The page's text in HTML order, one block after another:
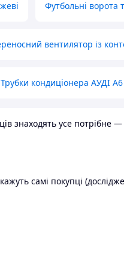
Футбольні ворота
вентилятор із
Трубки кондиціонера АУДІ
усе потрібне
самі покупці